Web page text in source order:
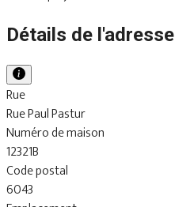
Détails de l'adresse
Rue
Rue Paul Pastur
Numéro de maison
12321B
Code postal
6043